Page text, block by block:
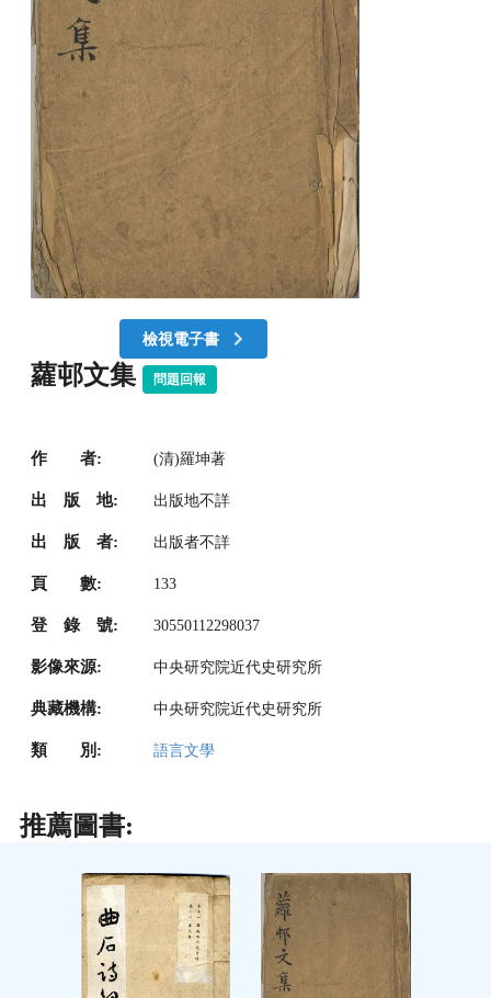
檢視電子書
蘿邨文集 問題回報
作 者: (清)羅坤著
出 版 地: 出版地不詳
出 版 者: 出版者不詳
頁 數: 133
登 錄 號: 30550112298037
影像來源: 中央研究院近代史研究所
典藏機構: 中央研究院近代史研究所
類 別: 語言文學
推薦圖書: